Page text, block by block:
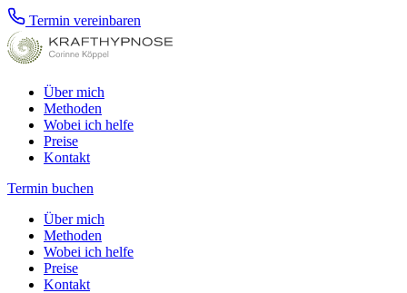
Termin vereinbaren
Über mich
Methoden
Wobei ich helfe
Preise
Kontakt
Termin buchen
Über mich
Methoden
Wobei ich helfe
Preise
Kontakt